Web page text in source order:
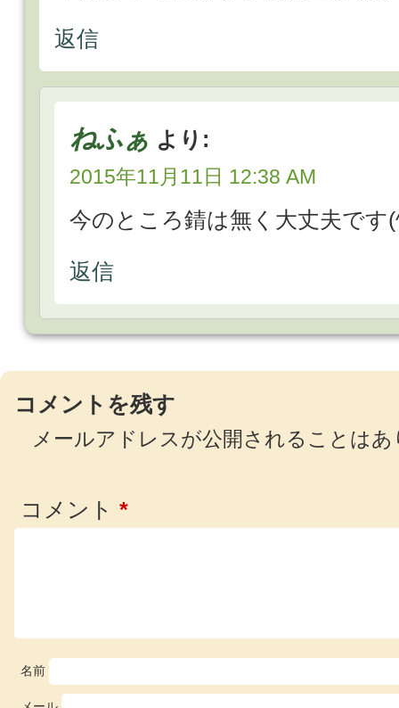
返信
ねふぁ より:
2015年11月11日 12:38 AM
今のところ錆は無く大丈夫です
返信
コメントを残す
メールアドレスが公開されることは
コメント *
名前